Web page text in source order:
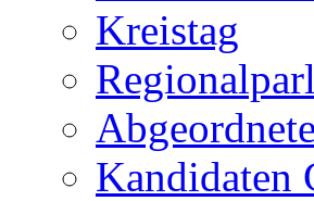
Kreistag
Abgeordnete
Kandidaten